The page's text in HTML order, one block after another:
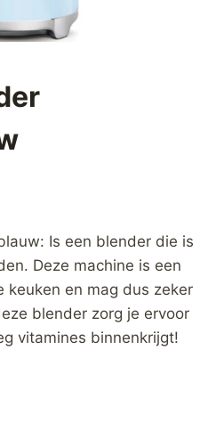
Is een blender die is
Deze machine is een
keuken en mag dus zeker
blender zorg je ervoor
vitamines binnenkrijgt!